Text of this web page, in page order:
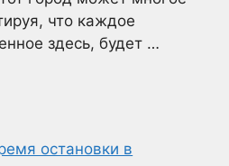
что каждое
здесь, будет …
остановки в